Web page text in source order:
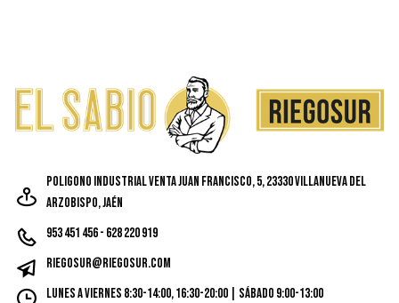
Poligono Industrial Venta Juan Francisco, 5, 23330 Villanueva del
Arzobispo, Jaén
953 451 456 - 628 220 919
riegosur@riegosur.com
Lunes a Viernes 8:30-14:00, 16:30-20:00 | Sábado 9:00-13:00